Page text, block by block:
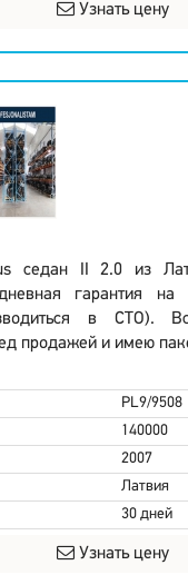
Узнать цену
седан II 2.0 из
гарантия на
в СТО).
продажей и имею
PL9/9508
140000
2007
Латвия
30 дней
Узнать цену